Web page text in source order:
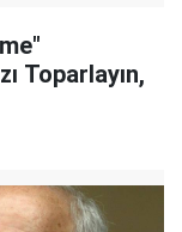
Toparlayın,